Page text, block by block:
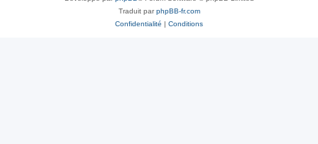
Traduit parphpBB-fr.com
Confidentialité | Conditions